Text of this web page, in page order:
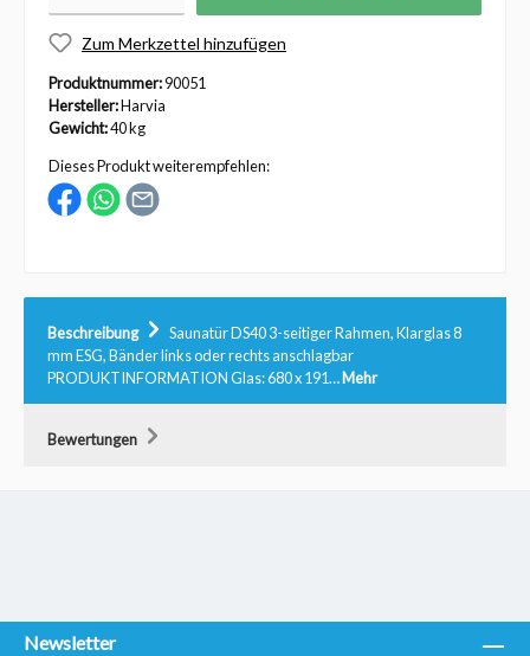
Zum Merkzettel hinzufügen
Produktnummer:90051
Hersteller:Harvia
Gewicht:40 kg
Dieses Produkt weiterempfehlen:
Beschreibung
Saunatür DS40 3-seitiger Rahmen, Klarglas 8
mm ESG, Bänder links oder rechts anschlagbar
PRODUKTINFORMATION Glas: 680 x 191…Mehr
Bewertungen
Newsletter